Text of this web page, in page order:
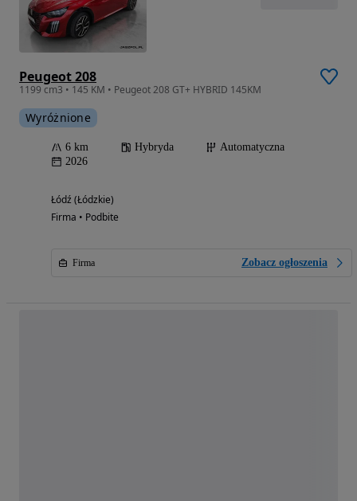
Peugeot 208
1199 cm3 • 145 KM • Peugeot 208 GT+ HYBRID 145KM
Wyróżnione
6 km Hybryda
Automatyczna
2026
Łódź (Łódzkie)
Firma • Podbite
Firma Zobacz ogłoszenia